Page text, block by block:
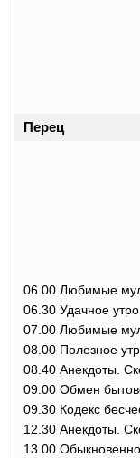
Перец
06.00 Любимые
06.30 Удачное
07.00 Любимые
08.00 Полезное
08.40 Анекдоты.
09.00 Обмен
09.30 Кодекс
12.30 Анекдоты.
13.00